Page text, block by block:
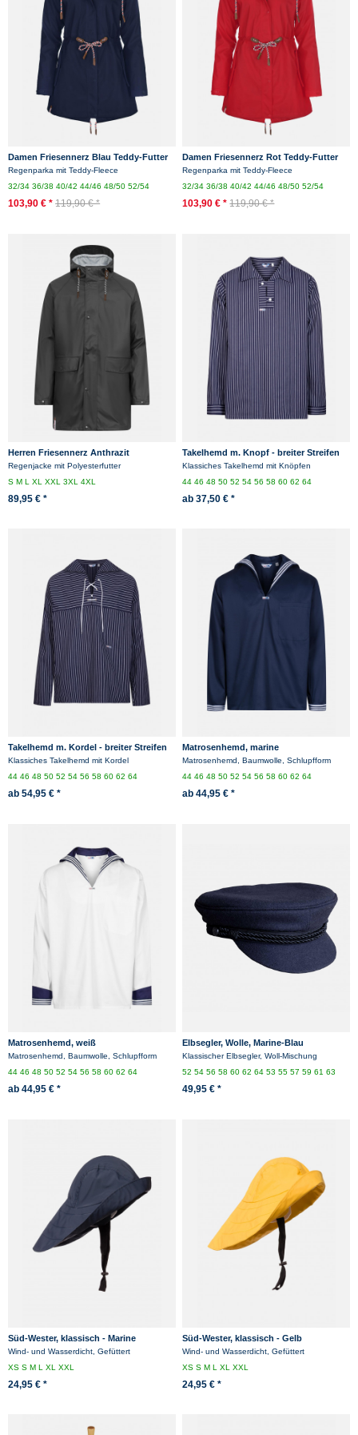
Damen Friesennerz Blau Teddy-Futter
Regenparka mit Teddy-Fleece
32/3436/3840/4244/4648/5052/54
103,90 € * 119,90 € *
Damen Friesennerz Rot Teddy-Futter
Regenparka mit Teddy-Fleece
32/3436/3840/4244/4648/5052/54
103,90 € * 119,90 € *
Herren Friesennerz Anthrazit
Dunkelgrau Regenjacke
Regenjacke mit Polyesterfutter
SMLXLXXL3XL4XL
89,95 € *
Takelhemd m. Knopf - breiter Streifen
Klassiches Takelhemd mit Knöpfen
4446485052545658606264
ab 37,50 € *
Takelhemd m. Kordel - breiter Streifen
Klassiches Takelhemd mit Kordel
4446485052545658606264
ab 54,95 € *
Matrosenhemd, marine
Matrosenhemd, Baumwolle, Schlupfform
4446485052545658606264
ab 44,95 € *
Matrosenhemd, weiß
Matrosenhemd, Baumwolle, Schlupfform
4446485052545658606264
ab 44,95 € *
Elbsegler, Wolle, Marine-Blau
Klassischer Elbsegler, Woll-Mischung
52545658606264535557596163
49,95 € *
Süd-Wester, klassisch - Marine
Wind- und Wasserdicht, Gefüttert
XSSMLXLXXL
24,95 € *
Süd-Wester, klassisch - Gelb
Wind- und Wasserdicht, Gefüttert
XSSMLXLXXL
24,95 € *